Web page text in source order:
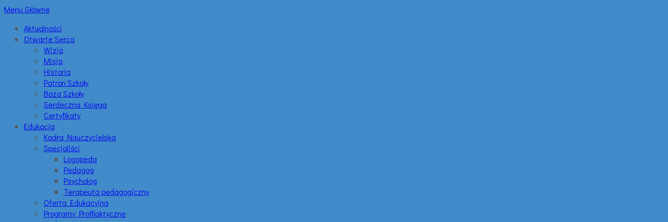
Menu Główne
Aktualności
Otwarte Serca
Wizja
Misja
Historia
Patron Szkoły
Baza Szkoły
Serdeczna Księga
Certyfikaty
Edukacja
Kadra Nauczycielska
Specjaliści
Logopeda
Pedagog
Psycholog
Terapeuta pedagogiczny
Oferta Edukacyjna
Programy Profilaktyczne